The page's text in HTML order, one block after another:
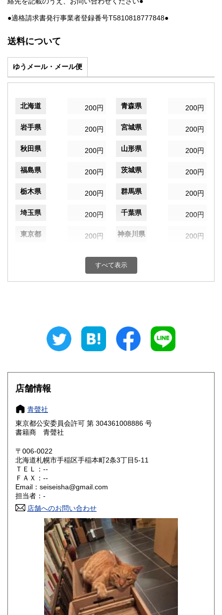
●適格請求書発行事業者登録番号T5810818777848●
送料について
ゆうメール・メール便
北海道 200円 青森県 200円
岩手県 200円 宮城県 200円
秋田県 200円 山形県 200円
福島県 200円 茨城県 200円
栃木県 200円 群馬県 200円
埼玉県 200円 千葉県 200円
東京都 200円 神奈川県 200円
200円 富山県
200円 三重県
大阪府
奈良県
鳥取県 200円 島根県
岡山県
山口県
香川県
高知県 200円
200円 長崎県
200円 大分県
200円 鹿児島県
200円
すべて表示
店舗情報
青聲社
東京都公安委員会許可 第 304361008886 号
書籍商 青聲社
〒006-0022
北海道札幌市手稲区手稲本町2条3丁目5-11
ＴＥＬ：--
ＦＡＸ：--
Email：seiseisha@gmail.com
担当者：-
店舗へのお問い合わせ